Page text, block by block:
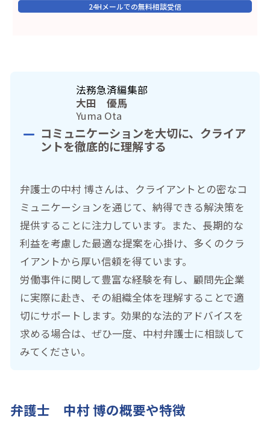
24Hメールでの無料相談受信
法務急済編集部
大田 優馬
Yuma Ota
コミュニケーションを大切に、クライア
ントを徹底的に理解する
弁護士の中村 博さんは、クライアントとの密なコ
ミュニケーションを通じて、納得できる解決策を
提供することに注力しています。また、長期的な
利益を考慮した最適な提案を心掛け、多くのクラ
イアントから厚い信頼を得ています。
労働事件に関して豊富な経験を有し、顧問先企業
に実際に赴き、その組織全体を理解することで適
切にサポートします。効果的な法的アドバイスを
求める場合は、ぜひ一度、中村弁護士に相談して
みてください。
弁護士 中村 博の概要や特徴